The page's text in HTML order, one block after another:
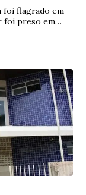
foi flagrado em
foi preso em